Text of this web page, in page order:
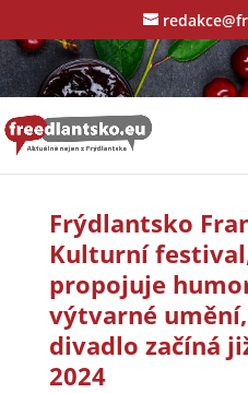
Frýdlantsko
Kulturní
propojuje
výtvarné
divadlo začíná
2024